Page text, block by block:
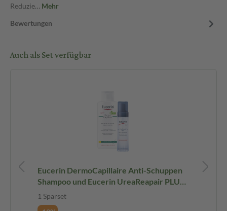
Reduzie… Mehr
Bewertungen
Auch als Set verfügbar
Eucerin DermoCapillaire Anti-Schuppen
Shampoo und Eucerin UreaReapair PLUS
Duschschaum Pflege Set 1 Sparset
1 Sparset